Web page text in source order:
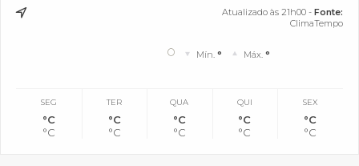
Atualizado às 21h00 - Fonte:
ClimaTempo
° Mín.° Máx.°
SEG
°C
°C
TER
°C
°C
QUA
°C
°C
QUI
°C
°C
SEX
°C
°C